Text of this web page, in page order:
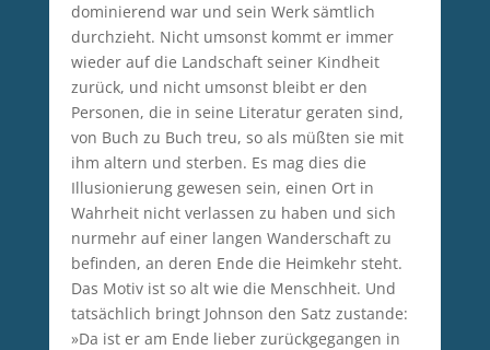
dominierend war und sein Werk sämtlich
durchzieht. Nicht umsonst kommt er immer
wieder auf die Landschaft seiner Kindheit
zurück, und nicht umsonst bleibt er den
Personen, die in seine Literatur geraten sind,
von Buch zu Buch treu, so als müßten sie mit
ihm altern und sterben. Es mag dies die
Illusionierung gewesen sein, einen Ort in
Wahrheit nicht verlassen zu haben und sich
nurmehr auf einer langen Wanderschaft zu
befinden, an deren Ende die Heimkehr steht.
Das Motiv ist so alt wie die Menschheit. Und
tatsächlich bringt Johnson den Satz zustande:
»Da ist er am Ende lieber zurückgegangen in